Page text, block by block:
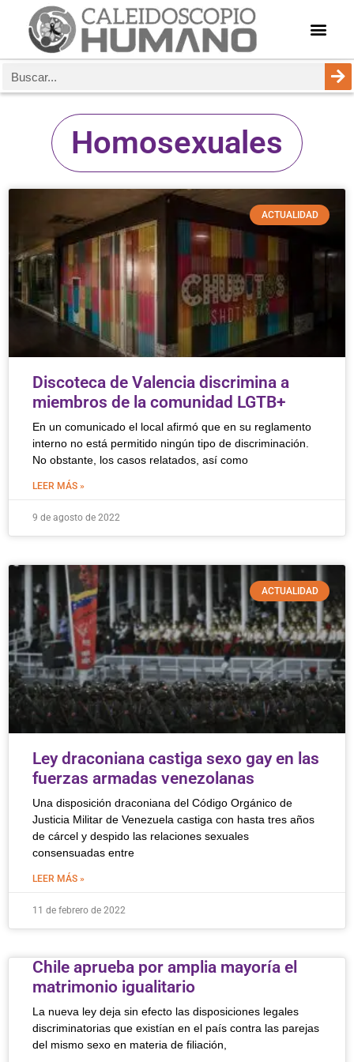
Homosexuales
ACTUALIDAD
Discoteca de Valencia discrimina a
miembros de la comunidad LGTB+
En un comunicado el local afirmó que en su reglamento
interno no está permitido ningún tipo de discriminación.
No obstante, los casos relatados, así como
LEER MÁS »
9 de agosto de 2022
ACTUALIDAD
Ley draconiana castiga sexo gay en las
fuerzas armadas venezolanas
Una disposición draconiana del Código Orgánico de
Justicia Militar de Venezuela castiga con hasta tres años
de cárcel y despido las relaciones sexuales
consensuadas entre
LEER MÁS »
11 de febrero de 2022
Chile aprueba por amplia mayoría el
matrimonio igualitario
La nueva ley deja sin efecto las disposiciones legales
discriminatorias que existían en el país contra las parejas
del mismo sexo en materia de filiación,